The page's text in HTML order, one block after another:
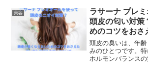
キンケアを実現して
な肌を維持するた
ンケア製品を選ぶ
ムプラスは、そん
をサポートするた
供しています。
美容
ラサーナ プレ
頭皮の匂い対策
めのコツをおさ
後の匂いについ
頭皮の臭いは、年
みのひとつです。特
ホルモンバランス